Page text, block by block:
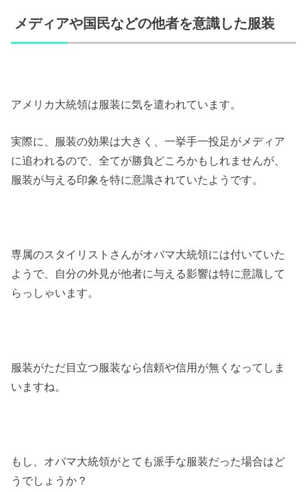
メディアや国民などの他者を意識した服装
アメリカ大統領は服装に気を遣われています。
実際に、服装の効果は大きく、一挙手一投足がメディア
に追われるので、全てが勝負どころかもしれませんが、
服装が与える印象を特に意識されていたようです。
専属のスタイリストさんがオバマ大統領には付いていた
ようで、自分の外見が他者に与える影響は特に意識して
らっしゃいます。
服装がただ目立つ服装なら信頼や信用が無くなってしま
いますね。
もし、オバマ大統領がとても派手な服装だった場合はど
うでしょうか？